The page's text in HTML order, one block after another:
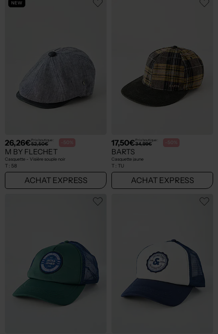
NEW
26,26€Prix boutique :
52,50€ -50%
M BY FLECHET
Casquette - Visière souple noir
T : 58
ACHAT EXPRESS
17,50€Prix boutique :
34,99€ -50%
BARTS
Casquette jaune
T : TU
ACHAT EXPRESS